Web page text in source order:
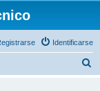
Identificarse